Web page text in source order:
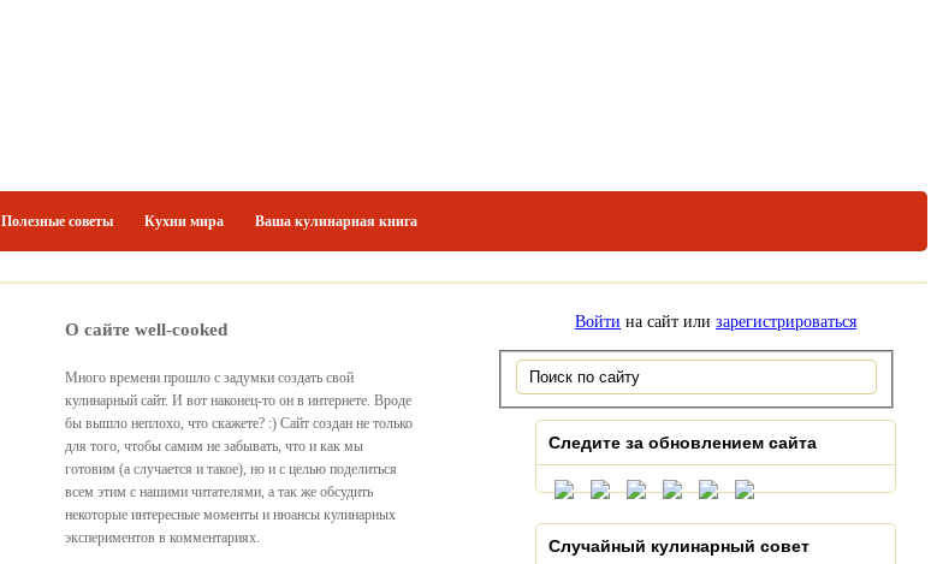
Полезные советы Кухни мира Ваша кулинарная книга
Войти на сайт или зарегистрироваться
Следите за обновлением сайта
Случайный кулинарный совет
О сайте well-cooked
Много времени прошло с задумки создать свой
кулинарный сайт. И вот наконец-то он в интернете. Вроде
бы вышло неплохо, что скажете? :) Сайт создан не только
для того, чтобы самим не забывать, что и как мы
готовим (а случается и такое), но и с целью поделиться
всем этим с нашими читателями, а так же обсудить
некоторые интересные моменты и нюансы кулинарных
экспериментов в комментариях.